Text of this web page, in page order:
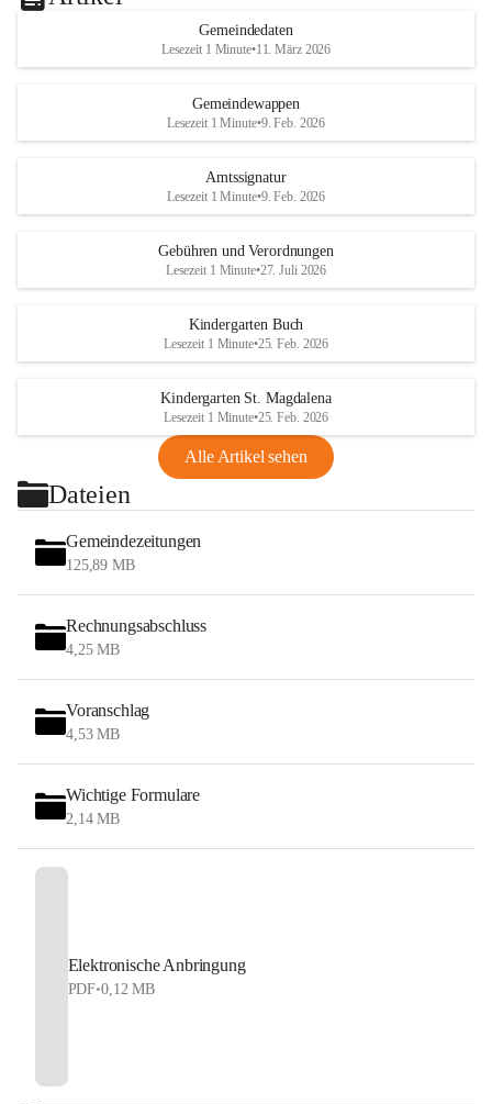
Gemeindedaten
Lesezeit 1 Minute•11. März 2026
Gemeindewappen
Lesezeit 1 Minute•9. Feb. 2026
Amtssignatur
Lesezeit 1 Minute•9. Feb. 2026
Gebühren und Verordnungen
Lesezeit 1 Minute•27. Juli 2026
Kindergarten Buch
Lesezeit 1 Minute•25. Feb. 2026
Kindergarten St. Magdalena
Lesezeit 1 Minute•25. Feb. 2026
Alle Artikel sehen
Dateien
Gemeindezeitungen
125,89 MB
Rechnungsabschluss
4,25 MB
Voranschlag
4,53 MB
Wichtige Formulare
2,14 MB
Elektronische Anbringung
PDF•0,12 MB